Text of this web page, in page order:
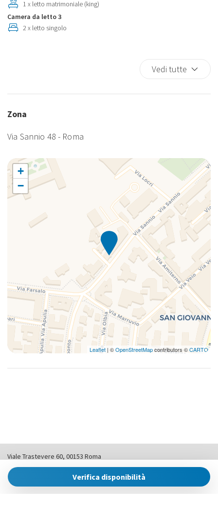
In città
Internet wireless
Internet Wireless
Occorrente essenziale
Riscaldamento / Condizionatore autonomo
Shampoo
TV
TV
1 x letto matrimoniale (king)
Camera da letto 3
2 x letto singolo
Vedi tutte
Zona
Via Sannio 48 - Roma
+
−
Leaflet | ©OpenStreetMapcontributors ©CARTO
Verifica disponibilità
Viale Trastevere 60, 00153 Roma
+39 0690288130 |info@romesweethome.it